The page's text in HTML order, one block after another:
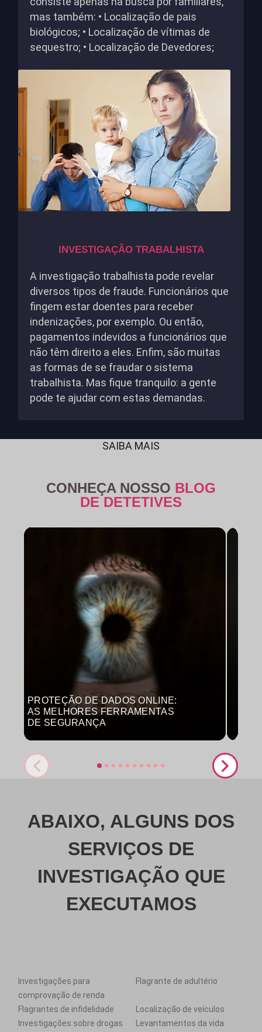
mas também: • Localização de pais
biológicos; • Localização de vítimas de
sequestro; • Localização de Devedores;
INVESTIGAÇÃO TRABALHISTA
A investigação trabalhista pode revelar
diversos tipos de fraude. Funcionários que
fingem estar doentes para receber
indenizações, por exemplo. Ou então,
pagamentos indevidos a funcionários que
não têm direito a eles. Enfim, são muitas
as formas de se fraudar o sistema
trabalhista. Mas fique tranquilo: a gente
pode te ajudar com estas demandas.
SAIBA MAIS
CONHEÇA NOSSO BLOG
DE DETETIVES
PROTEÇÃO DE DADOS ONLINE:
AS MELHORES FERRAMENTAS
DE SEGURANÇA
ABAIXO, ALGUNS DOS
SERVIÇOS DE
INVESTIGAÇÃO QUE
EXECUTAMOS
Investigações para
comprovação de renda
Flagrante de adultério
Flagrantes de infidelidade
Localização de veículos
Investigações sobre drogas
Levantamentos da vida